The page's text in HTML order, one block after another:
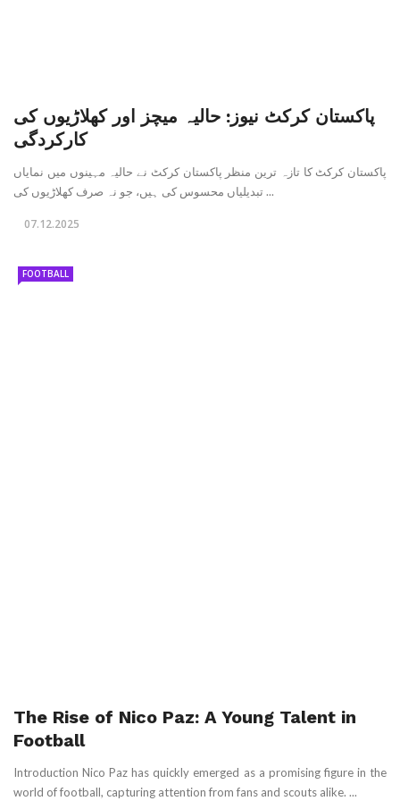
پاکستان کرکٹ نیوز: حالیہ میچز اور کھلاڑیوں کی
کارکردگی
پاکستان کرکٹ کا تازہ ترین منظر پاکستان کرکٹ نے حالیہ مہینوں میں نمایاں
تبدیلیاں محسوس کی ہیں، جو نہ صرف کھلاڑیوں کی ...
07.12.2025
FOOTBALL
The Rise of Nico Paz: A Young Talent in
Football
Introduction Nico Paz has quickly emerged as a promising figure in the
world of football, capturing attention from fans and scouts alike. ...